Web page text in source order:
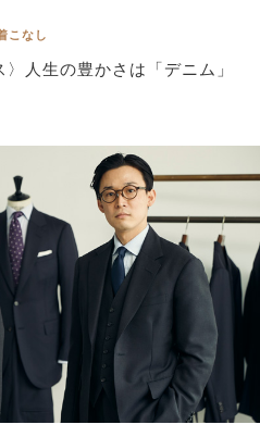
こなし
〉人生の豊かさは「デニム」